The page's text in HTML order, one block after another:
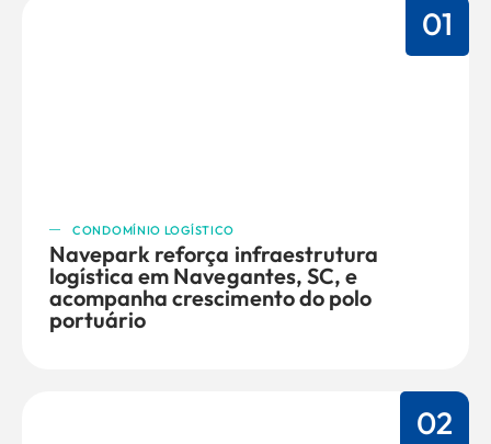
01
CONDOMÍNIO LOGÍSTICO
Navepark reforça infraestrutura
logística em Navegantes, SC, e
acompanha crescimento do polo
portuário
02